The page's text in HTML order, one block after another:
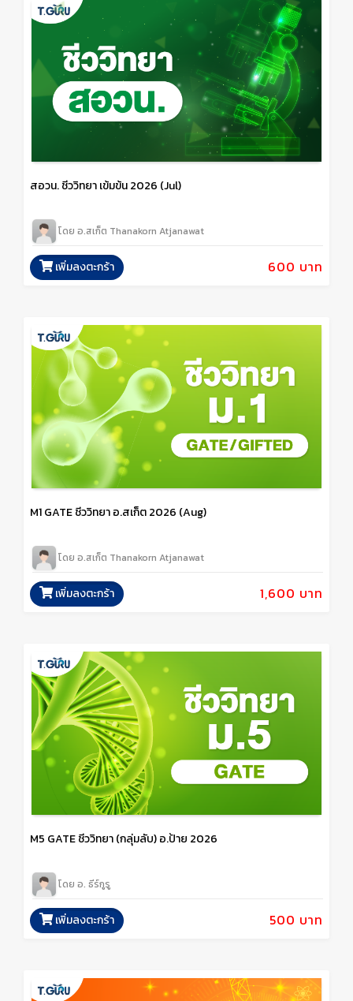
สอวน. ชีววิทยา เข้มข้น 2026 (Jul)
โดย อ.สเก็ต Thanakorn Atjanawat
600 บาท
เพิ่มลงตะกร้า
M1 GATE ชีววิทยา อ.สเก็ต 2026 (Aug)
โดย อ.สเก็ต Thanakorn Atjanawat
1,600 บาท
เพิ่มลงตะกร้า
M5 GATE ชีววิทยา (กลุ่มลับ) อ.ป้าย 2026
โดย อ. ธีร์กูรู
500 บาท
เพิ่มลงตะกร้า